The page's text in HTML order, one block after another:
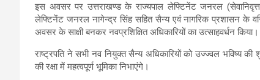
इस अवसर पर उत्तराखण्ड के राज्यपाल लेफ्टिनेंट जनरल
लेफ्टिनेंट जनरल नागेन्द्र सिंह सहित सैन्य एवं नागरिक प्रशासन के
अवसर के साक्षी बनकर नवप्रशिक्षित अधिकारियों का उत्साहवर्धन किया।
राष्ट्रपति ने सभी नव नियुक्त सैन्य अधिकारियों को उज्ज्वल भविष्य
की रक्षा में महत्वपूर्ण भूमिका निभाएंगे।